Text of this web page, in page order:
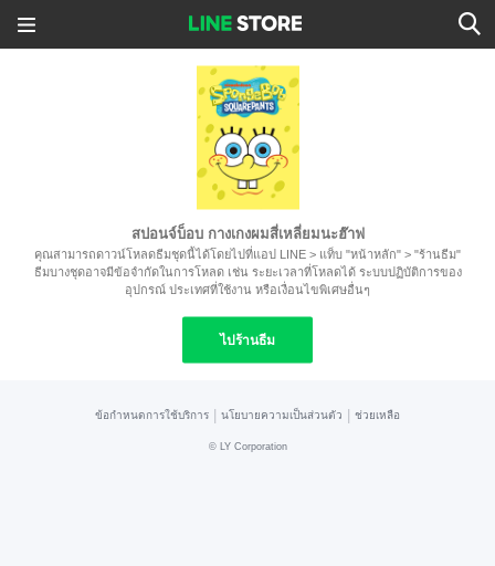
สปอนจ์บ็อบ กางเกงผมสี่เหลี่ยมนะฮ๊าฟ
คุณสามารถดาวน์โหลดธีมชุดนี้ได้โดยไปที่แอป LINE > แท็บ "หน้าหลัก" > "ร้านธีม"
ธีมบางชุดอาจมีข้อจำกัดในการโหลด เช่น ระยะเวลาที่โหลดได้ ระบบปฏิบัติการของ
อุปกรณ์ ประเทศที่ใช้งาน หรือเงื่อนไขพิเศษอื่นๆ
ไปร้านธีม
ข้อกำหนดการใช้บริการ นโยบายความเป็นส่วนตัว ช่วยเหลือ
© LY Corporation